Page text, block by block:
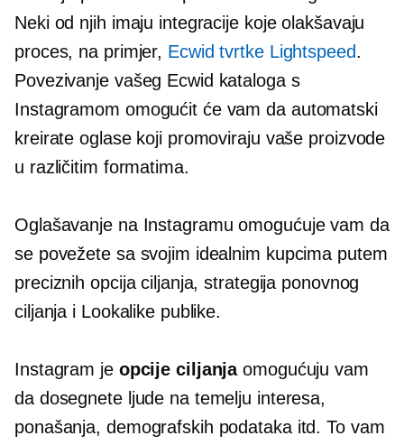
Neki od njih imaju integracije koje olakšavaju
proces, na primjer, Ecwid tvrtke Lightspeed.
Povezivanje vašeg Ecwid kataloga s
Instagramom omogućit će vam da automatski
kreirate oglase koji promoviraju vaše proizvode
u različitim formatima.
Oglašavanje na Instagramu omogućuje vam da
se povežete sa svojim idealnim kupcima putem
preciznih opcija ciljanja, strategija ponovnog
ciljanja i Lookalike publike.
Instagram je opcije ciljanjaomogućuju vam
da dosegnete ljude na temelju interesa,
ponašanja, demografskih podataka itd. To vam